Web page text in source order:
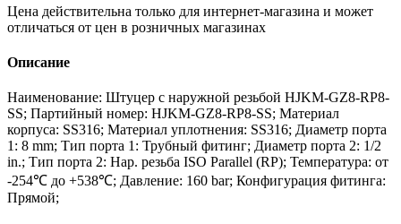
Цена действительна только для интернет-магазина и может
отличаться от цен в розничных магазинах
Описание
Наименование: Штуцер с наружной резьбой HJKM-GZ8-RP8-
SS; Партийный номер: HJKM-GZ8-RP8-SS; Материал
корпуса: SS316; Материал уплотнения: SS316; Диаметр порта
1: 8 mm; Тип порта 1: Трубный фитинг; Диаметр порта 2: 1/2
in.; Тип порта 2: Нар. резьба ISO Parallel (RP); Температура: от
-254℃ до +538℃; Давление: 160 bar; Конфигурация фитинга:
Прямой;